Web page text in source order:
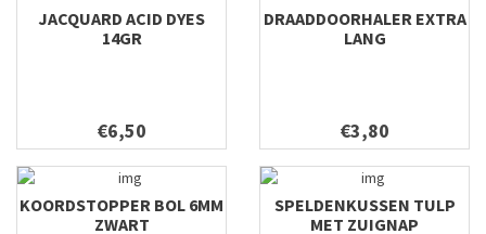
JACQUARD ACID DYES
14GR
€6,50
DRAADDOORHALER EXTRA
LANG
€3,80
KOORDSTOPPER BOL 6MM
ZWART
SPELDENKUSSEN TULP
MET ZUIGNAP